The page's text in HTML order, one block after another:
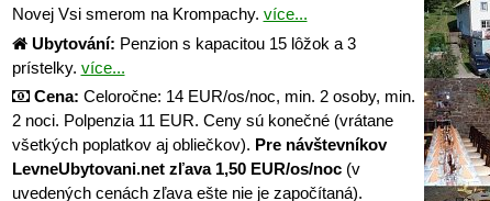
Novej Vsi smerom na Krompachy. více...
Ubytování: Penzion s kapacitou 15 lôžok a 3
prístelky. více...
Cena: Celoročne: 14 EUR/os/noc, min. 2 osoby, min.
2 noci. Polpenzia 11 EUR. Ceny sú konečné (vrátane
všetkých poplatkov aj obliečkov). Pre návštevníkov
LevneUbytovani.net zľava 1,50 EUR/os/noc(v
uvedených cenách zľava ešte nie je započítaná).